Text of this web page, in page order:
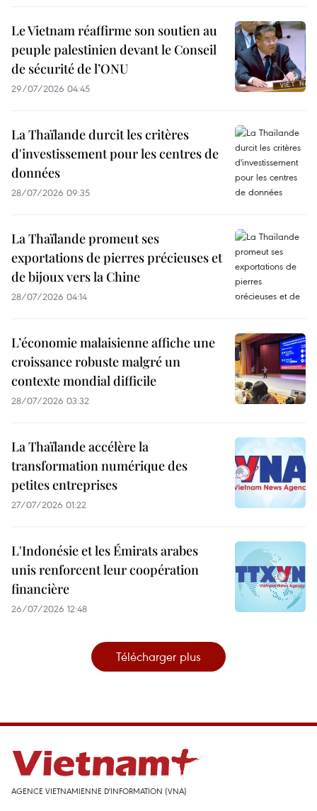
Le Vietnam réaffirme son soutien au
peuple palestinien devant le Conseil
de sécurité de l’ONU
29/07/2026 04:45
La Thaïlande durcit les critères
d'investissement pour les centres de
données
28/07/2026 09:35
La Thaïlande promeut ses
exportations de pierres précieuses et
de bijoux vers la Chine
28/07/2026 04:14
L’économie malaisienne affiche une
croissance robuste malgré un
contexte mondial difficile
28/07/2026 03:32
La Thaïlande accélère la
transformation numérique des
petites entreprises
27/07/2026 01:22
L'Indonésie et les Émirats arabes
unis renforcent leur coopération
financière
26/07/2026 12:48
Télécharger plus
AGENCE VIETNAMIENNE D'INFORMATION (VNA)